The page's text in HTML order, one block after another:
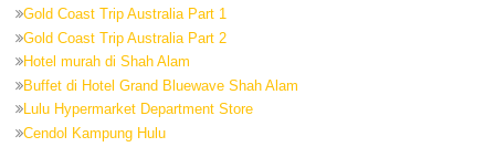
Gold Coast Trip Australia Part 1
Gold Coast Trip Australia Part 2
Hotel murah di Shah Alam
Buffet di Hotel Grand Bluewave Shah Alam
Lulu Hypermarket Department Store
Cendol Kampung Hulu